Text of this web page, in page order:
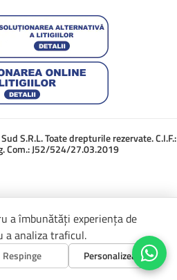
a îmbunătăți experiența de
a analiza traficul.
Respinge Personalizează
S.R.L. Toate drepturile rezervate. C.I.F.:
Com.: J52/524/27.03.2019